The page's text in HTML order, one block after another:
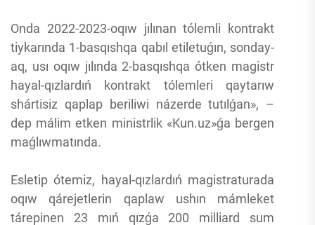
Onda 2022-2023-oqıw jılınan tólemli kontrakt
tiykarında 1-basqıshqa qabıl etiletuǵın, sonday-
aq, usı oqıw jılında 2-basqıshqa ótken magistr
hayal-qızlardıń kontrakt tólemleri qaytarıw
shártisiz qaplap beriliwi názerde tutılǵan», –
dep málim etken ministrlik «Kun.uz»ǵa bergen
maǵlıwmatında.
Esletip ótemiz, hayal-qızlardıń magistraturada
oqıw qárejetlerin qaplaw ushın mámleket
tárepinen 23 mıń qızǵa 200 milliard sum